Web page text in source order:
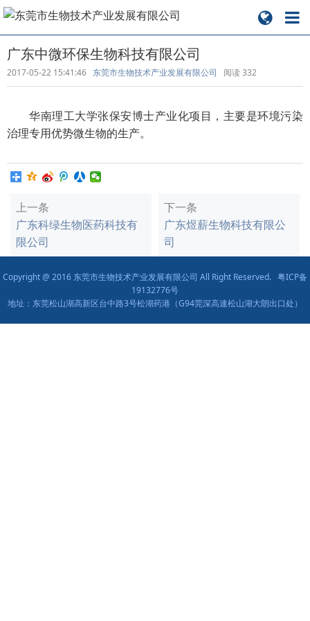
广东中微环保生物科技有限公司
2017-05-22 15:41:46 东莞市生物技术产业发展有限公司 阅读332
华南理工大学张保安博士产业化项目，主要是环境污染
治理专用优势微生物的生产。
上一条
广东科绿生物医药科技有
限公司
下一条
广东煜薪生物科技有限公
司
Copyright @ 2016 东莞市生物技术产业发展有限公司 All Right Reserved. 粤ICP备
19132776号
地址：东莞松山湖高新区台中路3号松湖药港（G94莞深高速松山湖大朗出口处）